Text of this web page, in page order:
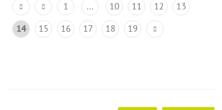
1 ... 10 11 12
13
14
15 16 17 18 19